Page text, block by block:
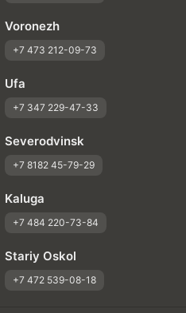
Voronezh
+7 473 212-09-73
Ufa
+7 347 229-47-33
Severodvinsk
+7 8182 45-79-29
Kaluga
+7 484 220-73-84
Stariy Oskol
+7 472 539-08-18